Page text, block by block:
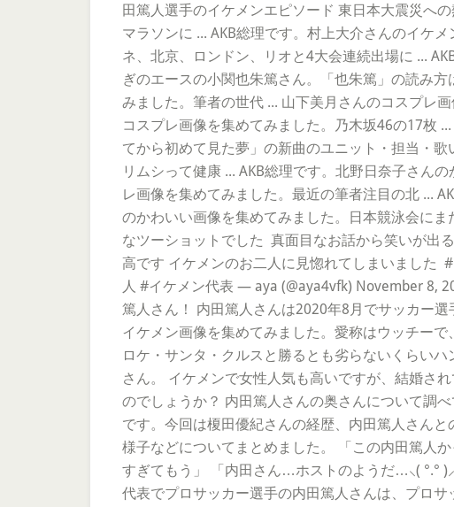
田篤人選手のイケメンエピソード 東日本大震災へ
マラソンに ... AKB総理です。村上大介さんのイケ
ネ、北京、ロンドン、リオと4大会連続出場に ...
ぎのエースの小関也朱篤さん。「也朱篤」の読み
みました。筆者の世代 ... 山下美月さんのコスプレ
コスプレ画像を集めてみました。乃木坂46の17枚
てから初めて見た夢」の新曲のユニット・担当・
リムシって健康 ... AKB総理です。北野日奈子さん
レ画像を集めてみました。最近の筆者注目の北 ...
のかわいい画像を集めてみました。日本競泳会に
なツーショットでした ️ 真面目なお話から笑いが出
高です イケメンのお二人に見惚れてしまいました
人 #イケメン代表 — aya (@aya4vfk) November 8,
篤人さん！ 内田篤人さんは2020年8月でサッカー
イケメン画像を集めてみました。愛称はウッチー
ロケ・サンタ・クルスと勝るとも劣らないくらい
さん。 イケメンで女性人気も高いですが、結婚さ
のでしょうか？ 内田篤人さんの奥さんについて調
です。今回は榎田優紀さんの経歴、内田篤人さん
様子などについてまとめました。 「この内田篤人
すぎてもう」 「内田さん…ホストのようだ…⸜( °.°
代表でプロサッカー選手の内田篤人さんは、プロ